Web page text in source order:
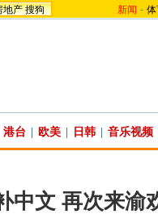
地产 搜狗 新闻 -
港台 欧美 日韩 音乐视频
中文 再次来渝